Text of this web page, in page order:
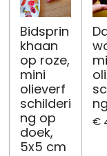
Bidsprin
khaan
op roze,
mini
olieverf
schilderi
ng op
doek,
5x5 cm
ng
€